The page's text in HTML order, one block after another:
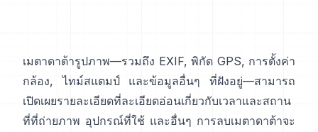
เมตาดาต้ารูปภาพ—รวมถึง EXIF, พิกัด GPS, การตั้งค่า
กล้อง, ไทม์สแตมป์ และข้อมูลอื่นๆ ที่ฝังอยู่—สามารถ
เปิดเผยรายละเอียดที่ละเอียดอ่อนเกี่ยวกับเวลาและสถาน
ที่ที่ถ่ายภาพ อุปกรณ์ที่ใช้ และอื่นๆ การลบเมตาดาต้าจะ